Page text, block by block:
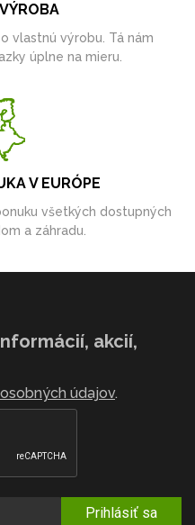
vlastnú výrobu. Tá nám
úplne na mieru.
V EURÓPE
všetkých dostupných
a záhradu.
akcií,
údajov.
Prihlásiť sa